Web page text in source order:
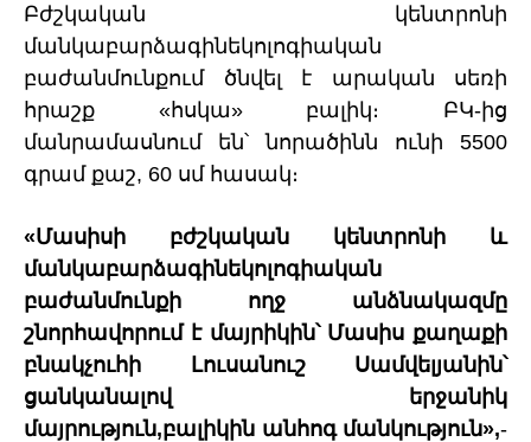
Բժշկական կենտրոնի
մանկաբարձագինեկոլոգիական
բաժանմունքում ծնվել է արական սեռի
հրաշք «հսկա» բալիկ։ ԲԿ-ից
մանրամասնում են՝ նորածինն ունի 5500
գրամ քաշ, 60 սմ հասակ։
«Մասիսի բժշկական կենտրոնի և
մանկաբարձագինեկոլոգիական
բաժանմունքի ողջ անձնակազմը
շնորհավորում է մայրիկին՝ Մասիս քաղաքի
բնակչուհի Լուսանուշ Սամվելյանին՝
ցանկանալով երջանիկ
մայրություն,բալիկին անհոգ մանկություն»,-